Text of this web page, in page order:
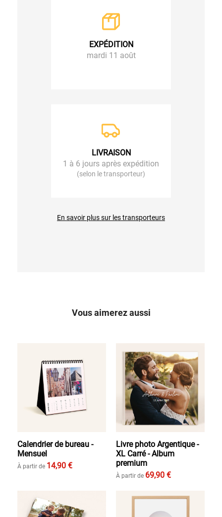
EXPÉDITION
mardi 11 août
LIVRAISON
1 à 6 jours après expédition
(selon le transporteur)
En savoir plus sur les transporteurs
Vous aimerez aussi
Calendrier de bureau -
Mensuel
À partir de 14,90 €
Livre photo Argentique -
XL Carré - Album
premium
À partir de 69,90 €